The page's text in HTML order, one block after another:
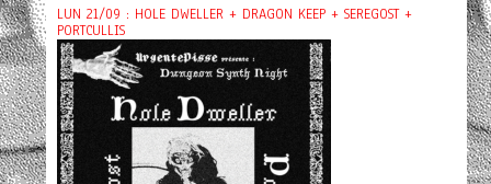
LUN 21/09 : HOLE DWELLER + DRAGON KEEP + SEREGOST +
PORTCULLIS